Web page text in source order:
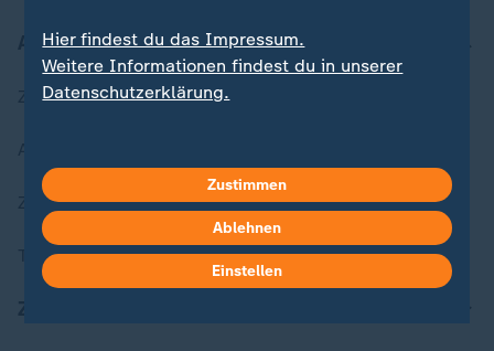
Aktuell bei ZDFheute
Zuletzt veröffentlicht
ZDFheute Stories
Themen im Überblick
Hier findest du das Impressum.
Weitere Informationen findest du in unserer
Datenschutzerklärung.
Zustimmen
Ablehnen
Einstellen